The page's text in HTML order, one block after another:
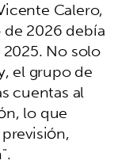
Calero,
2026 debía
No solo
el grupo de
cuentas al
lo que